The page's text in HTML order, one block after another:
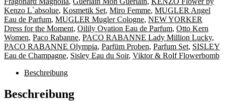
Kenzo L`absolue, Kosmetik Set, Miro Femme, MUGLER Angel
Eau de Parfum, MUGLER Mugler Cologne, NEW YORKER
Dress for the Moment, Oilily Ovation Eau de Parfum, Otto Kern
Women, Paco Rabanne, PACO RABANNE Lady Million Lucky,
PACO RABANNE Olympia, Parfüm Proben, Parfum Set, SISLEY
Eau de Champagne, Sisley Eau du Soir, Viktor & Rolf Flowerbomb
Beschreibung
Beschreibung